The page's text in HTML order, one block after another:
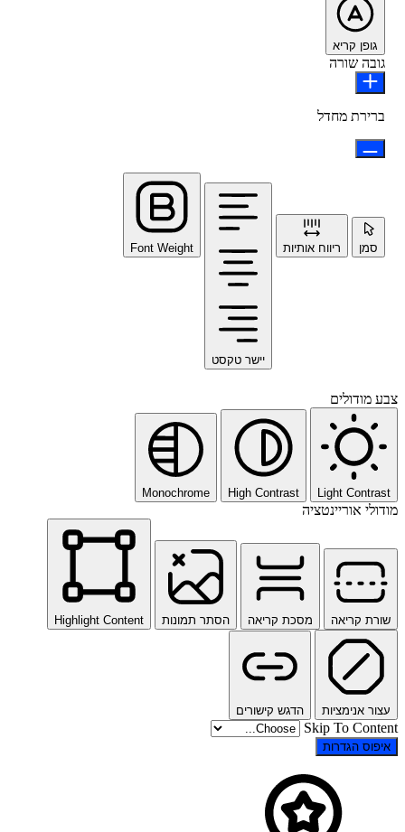
גופן קריא
גובה שורה
ברירת מחדל
סמן ריווח אותיות
יישר טקסט
Font Weight
צבע מודולים
Light Contrast
High Contrast
Monochrome
מודולי אוריינטציה
שורת קריאה מסכת קריאה הסתר תמונות Highlight Content
עצור אנימציות הדגש קישורים
Skip To Content
איפוס הגדרות